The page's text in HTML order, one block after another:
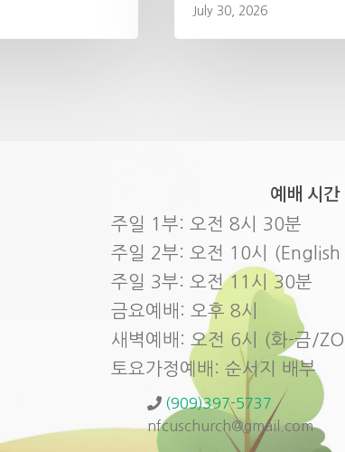
July 30, 2026
예배 시간
주일 1부: 오전 8시 30분
주일 2부: 오전 10시 (English
주일 3부: 오전 11시 30분
금요예배: 오후 8시
새벽예배: 오전 6시 (화-금/
토요가정예배: 순서지 배부
(909)397-5737
nfcuschurch@gmail.com